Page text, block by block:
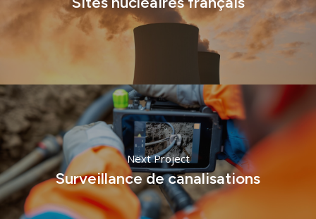
Next Project
Surveillance de canalisations